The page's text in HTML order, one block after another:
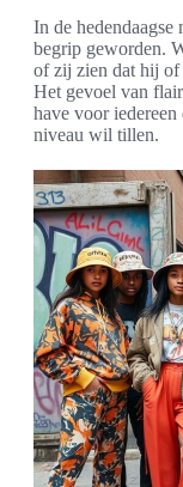
In de
begrip geworden.
of zij zien dat hij of
Het gevoel van
have voor
niveau wil tillen.